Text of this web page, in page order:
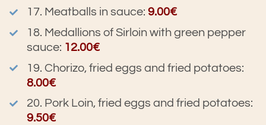
17. Meatballs in sauce: 9.00€
18. Medallions of Sirloin with green pepper
sauce: 12.00€
19. Chorizo, fried eggs and fried potatoes:
8.00€
20. Pork Loin, fried eggs and fried potatoes:
9.50€